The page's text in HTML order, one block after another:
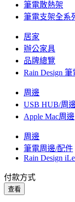
筆電散熱架
筆電支架全系
居家
辦公家具
品牌總覽
Rain Design 筆
周邊
USB HUB/周
Apple Mac周邊
周邊
筆電周邊/配件
Rain Design
付款方式
查看